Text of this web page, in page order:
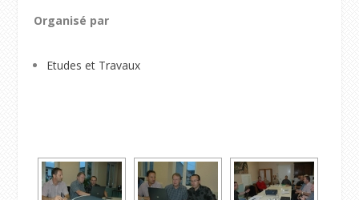
Organisé par
Etudes et Travaux